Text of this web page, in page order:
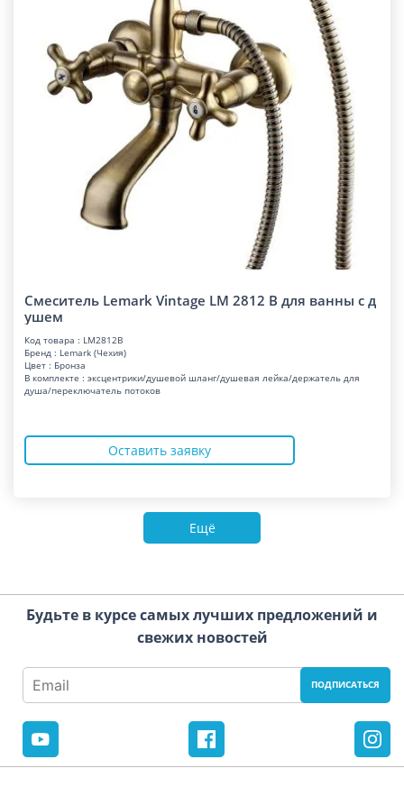
Смеситель Lemark Vintage LM 2812 B для ванны с д
ушем
Код товара : LM2812B
Бренд : Lemark (Чехия)
Цвет : Бронза
В комплекте : эксцентрики/душевой шланг/душевая лейка/держатель для
душа/переключатель потоков
Оставить заявку
Ещё
Будьте в курсе самых лучших предложений и
свежих новостей